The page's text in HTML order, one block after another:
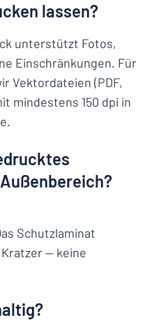
lassen?
unterstützt Fotos,
Einschränkungen. Für
Vektordateien (PDF,
mindestens 150 dpi in
Schutzlaminat
— keine